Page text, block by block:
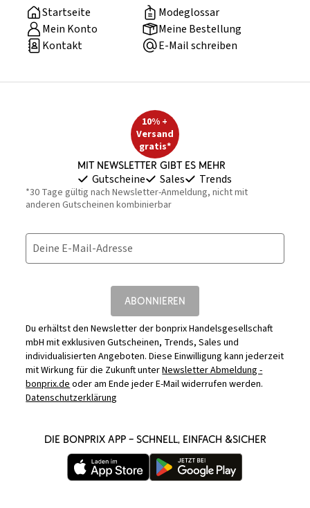
Startseite
Modeglossar
Mein Konto
Meine Bestellung
Kontakt
E-Mail schreiben
10% +
Versand
gratis*
Mit Newsletter gibt es mehr
Gutscheine Sales Trends
*30 Tage gültig nach Newsletter-Anmeldung, nicht mit
anderen Gutscheinen kombinierbar
Deine E-Mail-Adresse
ABONNIEREN
Du erhältst den Newsletter der bonprix Handelsgesellschaft
mbH mit exklusiven Gutscheinen, Trends, Sales und
individualisierten Angeboten. Diese Einwilligung kann jederzeit
mit Wirkung für die Zukunft unterNewsletter Abmeldung -
bonprix.deoder am Ende jeder E-Mail widerrufen werden.
Datenschutzerklärung
DIE BONPRIX APP – SCHNELL, EINFACH &SICHER